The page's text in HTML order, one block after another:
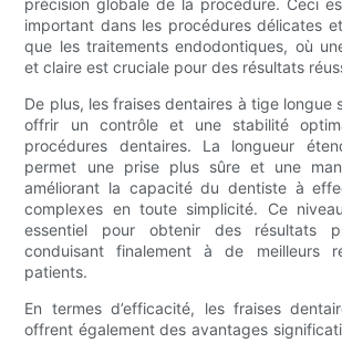
précision globale de la procédure. Ceci
important dans les procédures délicates
que les traitements endodontiques, où
et claire est cruciale pour des résultats
De plus, les fraises dentaires à tige longue
offrir un contrôle et une stabilité
procédures dentaires. La longueur
permet une prise plus sûre et une
améliorant la capacité du dentiste à
complexes en toute simplicité. Ce
essentiel pour obtenir des résultats
conduisant finalement à de meilleurs
patients.
En termes d’efficacité, les fraises
offrent également des avantages